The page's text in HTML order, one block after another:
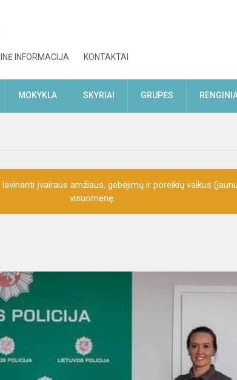
INFORMACIJA KONTAKTAI
MOKYKLA SKYRIAI GRUPĖS
įvairaus amžiaus, gebėjimų ir poreikių vaikus
visuomenę.